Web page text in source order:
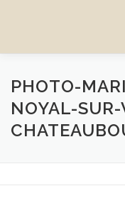
ACCUEIL
RÉSERVATION
PHOTO-
NOYAL-